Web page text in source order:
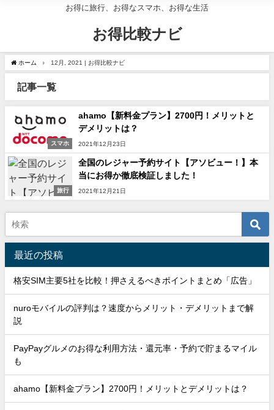
お得に旅行、お得なスマホ、お得な生活
お得比較ナビ
ホーム 12月, 2021 | お得比較ナビ
記事一覧
スマホ
ahamo【新料金プラン】2700円！メリットと
デメリットは？
2021年12月23日
旅行
全国のレジャー予約サイト【アソビュー！】本
当にお得か徹底検証しました！
2021年12月21日
最近の投稿
格安SIM主要5社を比較！押さえるべきポイントまとめ「広告」
nuroモバイルの評判は？速度からメリット・デメリットまで解
説
PayPayグルメのお得な利用方法・還元率・予約で貯まるマイル
も
ahamo【新料金プラン】2700円！メリットとデメリットは？